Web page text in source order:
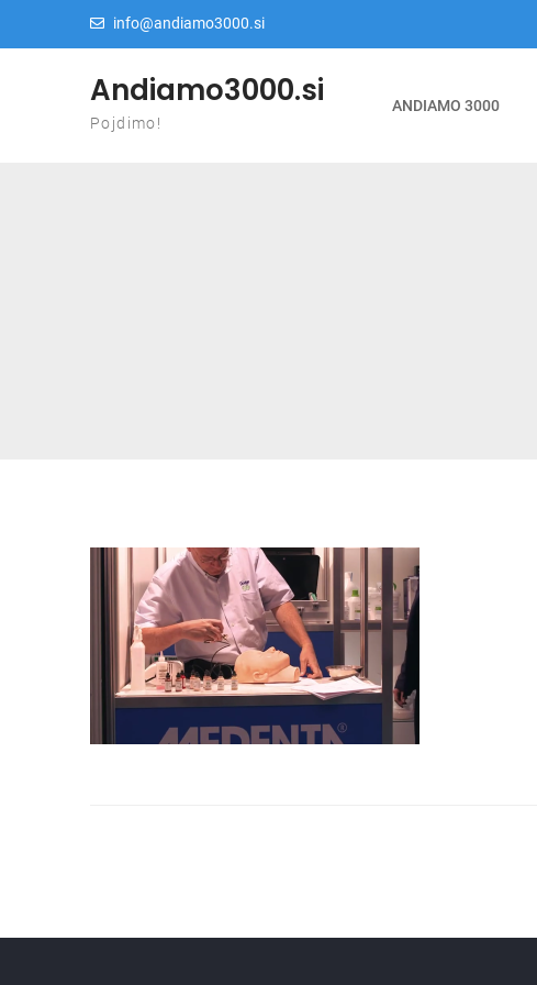
Skip to contentinfo@andiamo3000.si
Andiamo3000.si
Pojdimo!
ANDIAMO 3000